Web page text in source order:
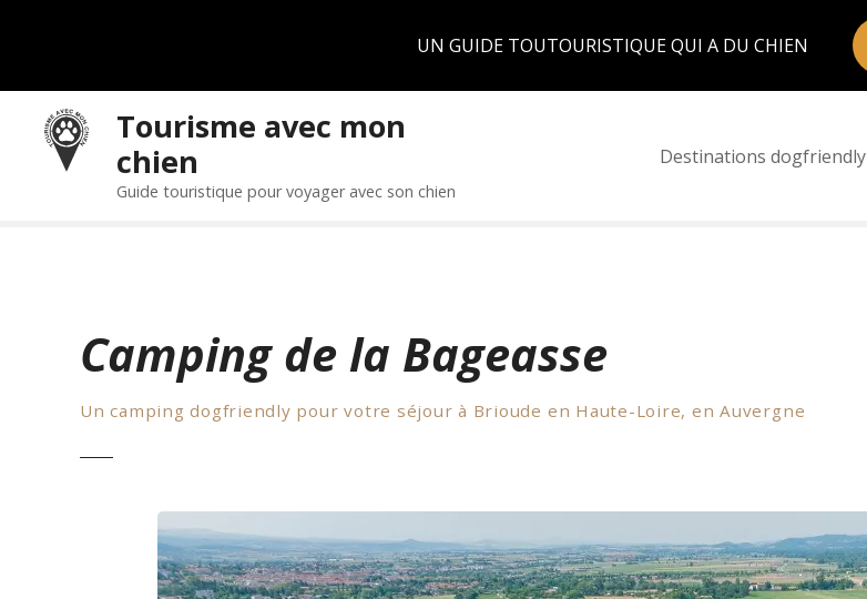
UN GUIDE TOUTOURISTIQUE QUI A DU CHIEN
Tourisme avec mon
chien
Guide touristique pour voyager avec son chien
Destinations dogfriendly
Camping de la Bageasse
Un camping dogfriendly pour votre séjour à Brioude en Haute-Loire, en Auvergne